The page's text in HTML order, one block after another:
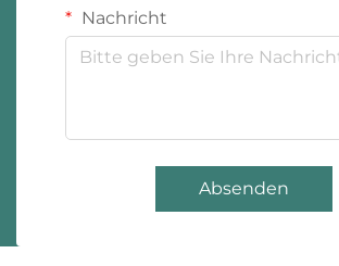
Nachricht
Absenden